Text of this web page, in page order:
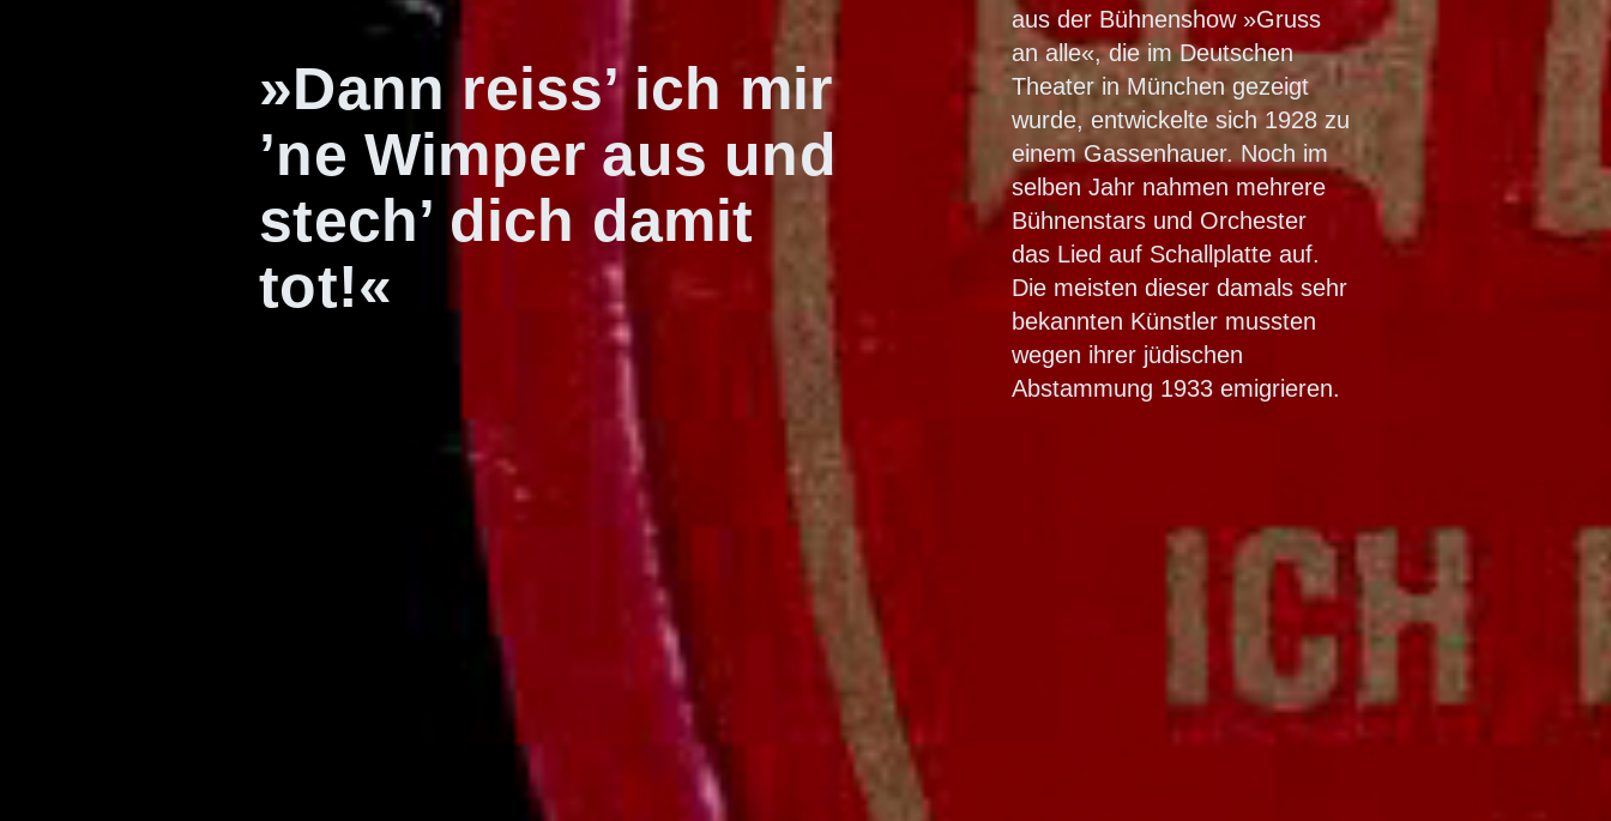
»Dann reiss’ ich mir
’ne Wimper aus und
stech’ dich damit
tot!«
aus der Bühnenshow »Gruss
an alle«, die im Deutschen
Theater in München gezeigt
wurde, entwickelte sich 1928 zu
einem Gassenhauer. Noch im
selben Jahr nahmen mehrere
Bühnenstars und Orchester
das Lied auf Schallplatte auf.
Die meisten dieser damals sehr
bekannten Künstler mussten
wegen ihrer jüdischen
Abstammung 1933 emigrieren.